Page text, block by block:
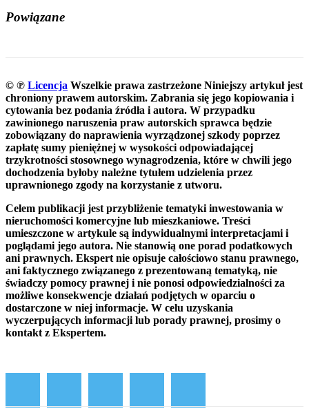
Powiązane
© ℗ Licencja Wszelkie prawa zastrzeżone Niniejszy artykuł jest
chroniony prawem autorskim. Zabrania się jego kopiowania i
cytowania bez podania źródła i autora. W przypadku
zawinionego naruszenia praw autorskich sprawca będzie
zobowiązany do naprawienia wyrządzonej szkody poprzez
zapłatę sumy pieniężnej w wysokości odpowiadającej
trzykrotności stosownego wynagrodzenia, które w chwili jego
dochodzenia byłoby należne tytułem udzielenia przez
uprawnionego zgody na korzystanie z utworu.
Celem publikacji jest przybliżenie tematyki inwestowania w
nieruchomości komercyjne lub mieszkaniowe. Treści
umieszczone w artykule są indywidualnymi interpretacjami i
poglądami jego autora. Nie stanowią one porad podatkowych
ani prawnych. Ekspert nie opisuje całościowo stanu prawnego,
ani faktycznego związanego z prezentowaną tematyką, nie
świadczy pomocy prawnej i nie ponosi odpowiedzialności za
możliwe konsekwencje działań podjętych w oparciu o
dostarczone w niej informacje. W celu uzyskania
wyczerpujących informacji lub porady prawnej, prosimy o
kontakt z Ekspertem.